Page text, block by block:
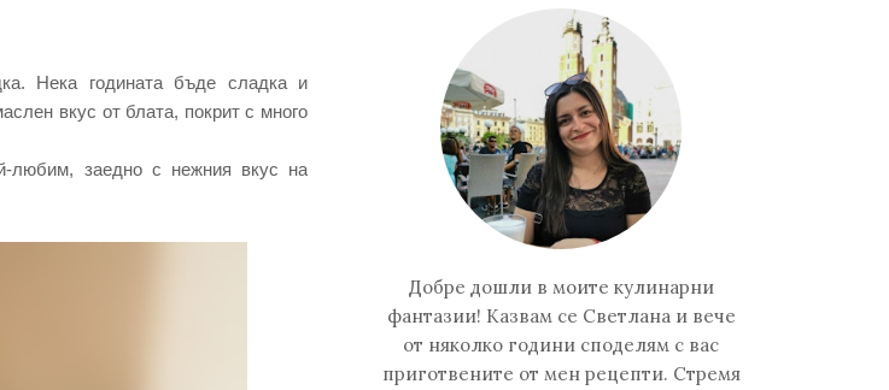
Нека годината бъде сладка и
вкус от блата, покрит с много
любим, заедно с нежния вкус на
Добре дошли в моите кулинарни
фантазии! Казвам се Светлана и вече
от няколко години споделям с вас
приготвените от мен рецепти. Стремя